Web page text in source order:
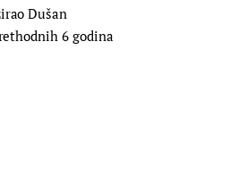
Dušan
6 godina